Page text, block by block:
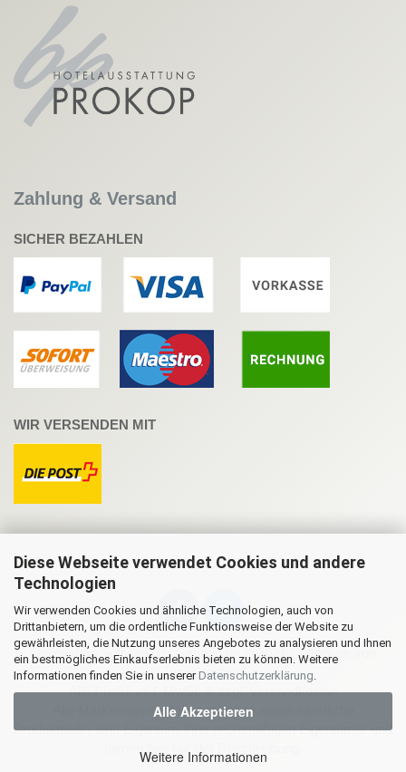
Diese Webseite verwendet Cookies und andere
Technologien
Wir verwenden Cookies und ähnliche Technologien, auch von
Drittanbietern, um die ordentliche Funktionsweise der Website zu
gewährleisten, die Nutzung unseres Angebotes zu analysieren und Ihnen
ein bestmögliches Einkaufserlebnis bieten zu können. Weitere
Informationen finden Sie in unsererDatenschutzerklärung.
Alle Akzeptieren
Weitere Informationen
Zahlung & Versand
SICHER BEZAHLEN
WIR VERSENDEN MIT
Onlineshop Softwareby Gambio.de © 2021 | Template von
JungCreative.
Alle Preise inkl. MwSt. & zzgl. Versandkosten
Alle Markennamen, Warenzeichen sowie sämtliche
Produktbilder sind Eigentum Ihrer rechtmäßigen Eigentümer und